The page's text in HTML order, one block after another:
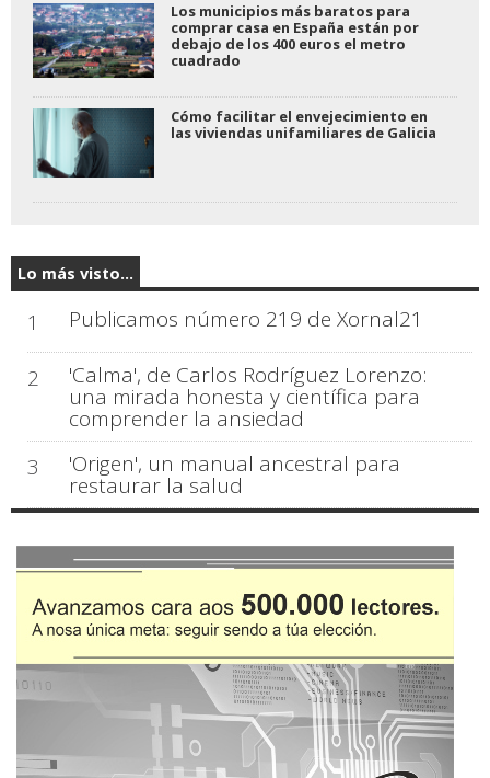
Los municipios más baratos para
comprar casa en España están por
debajo de los 400 euros el metro
cuadrado
Cómo facilitar el envejecimiento en
las viviendas unifamiliares de Galicia
Lo más visto...
1 Publicamos número 219 de Xornal21
2 'Calma', de Carlos Rodríguez Lorenzo:
una mirada honesta y científica para
comprender la ansiedad
3
'Origen', un manual ancestral para
restaurar la salud